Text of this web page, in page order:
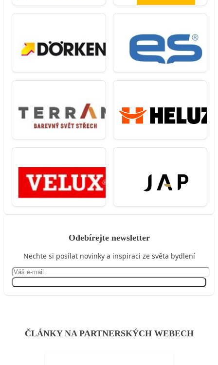
Odebírejte newsletter
Nechte si posílat novinky a inspiraci ze světa bydlení
ČLÁNKY NA PARTNERSKÝCH WEBECH